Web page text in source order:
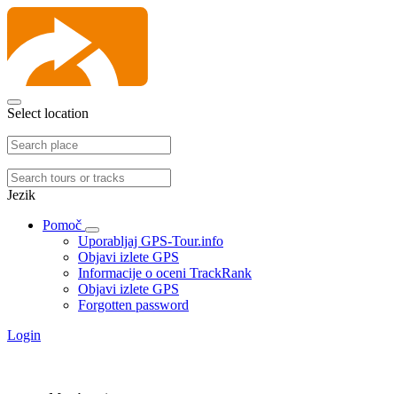
Select location
Jezik
Pomoč
Uporabljaj GPS-Tour.info
Objavi izlete GPS
Informacije o oceni TrackRank
Objavi izlete GPS
Forgotten password
Login